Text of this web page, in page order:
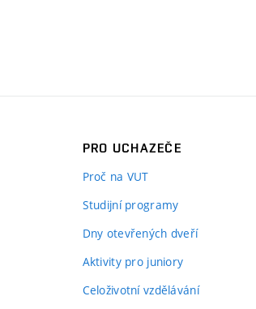
PRO UCHAZEČE
Proč na VUT
Studijní programy
Dny otevřených dveří
Aktivity pro juniory
Celoživotní vzdělávání